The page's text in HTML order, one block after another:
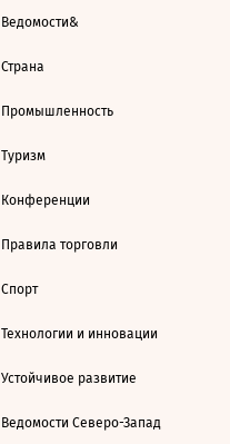
Ведомости&
Страна
Промышленность
Туризм
Конференции
Правила торговли
Спорт
Технологии и инновации
Устойчивое развитие
Ведомости Северо-Запад